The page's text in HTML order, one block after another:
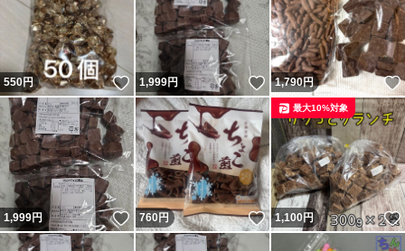
550円 いいね！
1,999円 いいね！
1,790円
1,999円 いいね！
760 円 いいね！
1,100円
最大10%対象